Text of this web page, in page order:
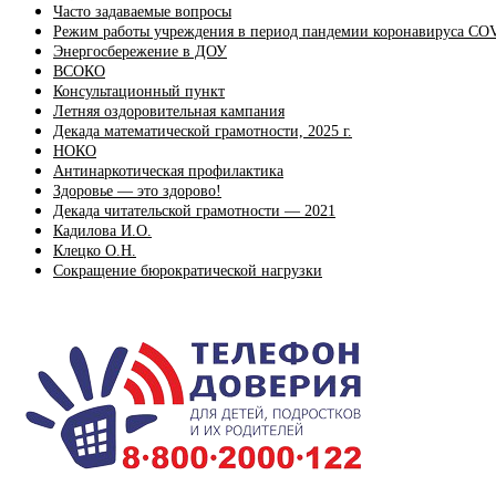
Часто задаваемые вопросы
Режим работы учреждения в период пандемии коронавируса
Энергосбережение в ДОУ
ВСОКО
Консультационный пункт
Летняя оздоровительная кампания
Декада математической грамотности, 2025 г.
НОКО
Антинаркотическая профилактика
Здоровье — это здорово!
Декада читательской грамотности — 2021
Кадилова И.О.
Клецко О.Н.
Сокращение бюрократической нагрузки